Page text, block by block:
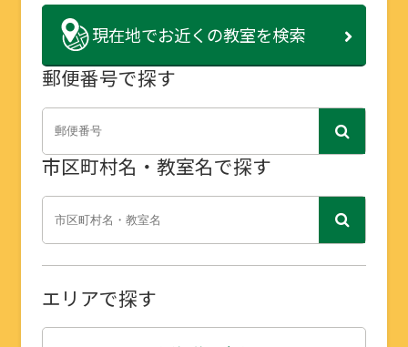
現在地でお近くの教室を検索
郵便番号で探す
市区町村名・教室名で探す
エリアで探す